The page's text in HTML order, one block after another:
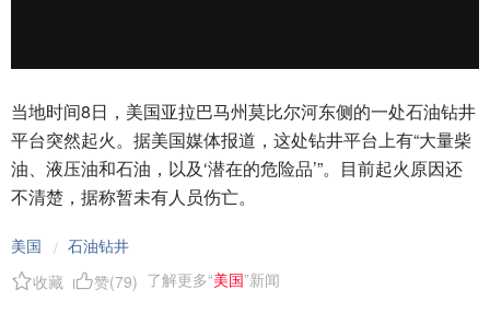
当地时间8日，美国亚拉巴马州莫比尔河东侧的一处石油钻井
平台突然起火。据美国媒体报道，这处钻井平台上有“大量柴
油、液压油和石油，以及‘潜在的危险品’”。目前起火原因还
不清楚，据称暂未有人员伤亡。
美国 / 石油钻井
收藏
赞(79) 了解更多“美国”新闻